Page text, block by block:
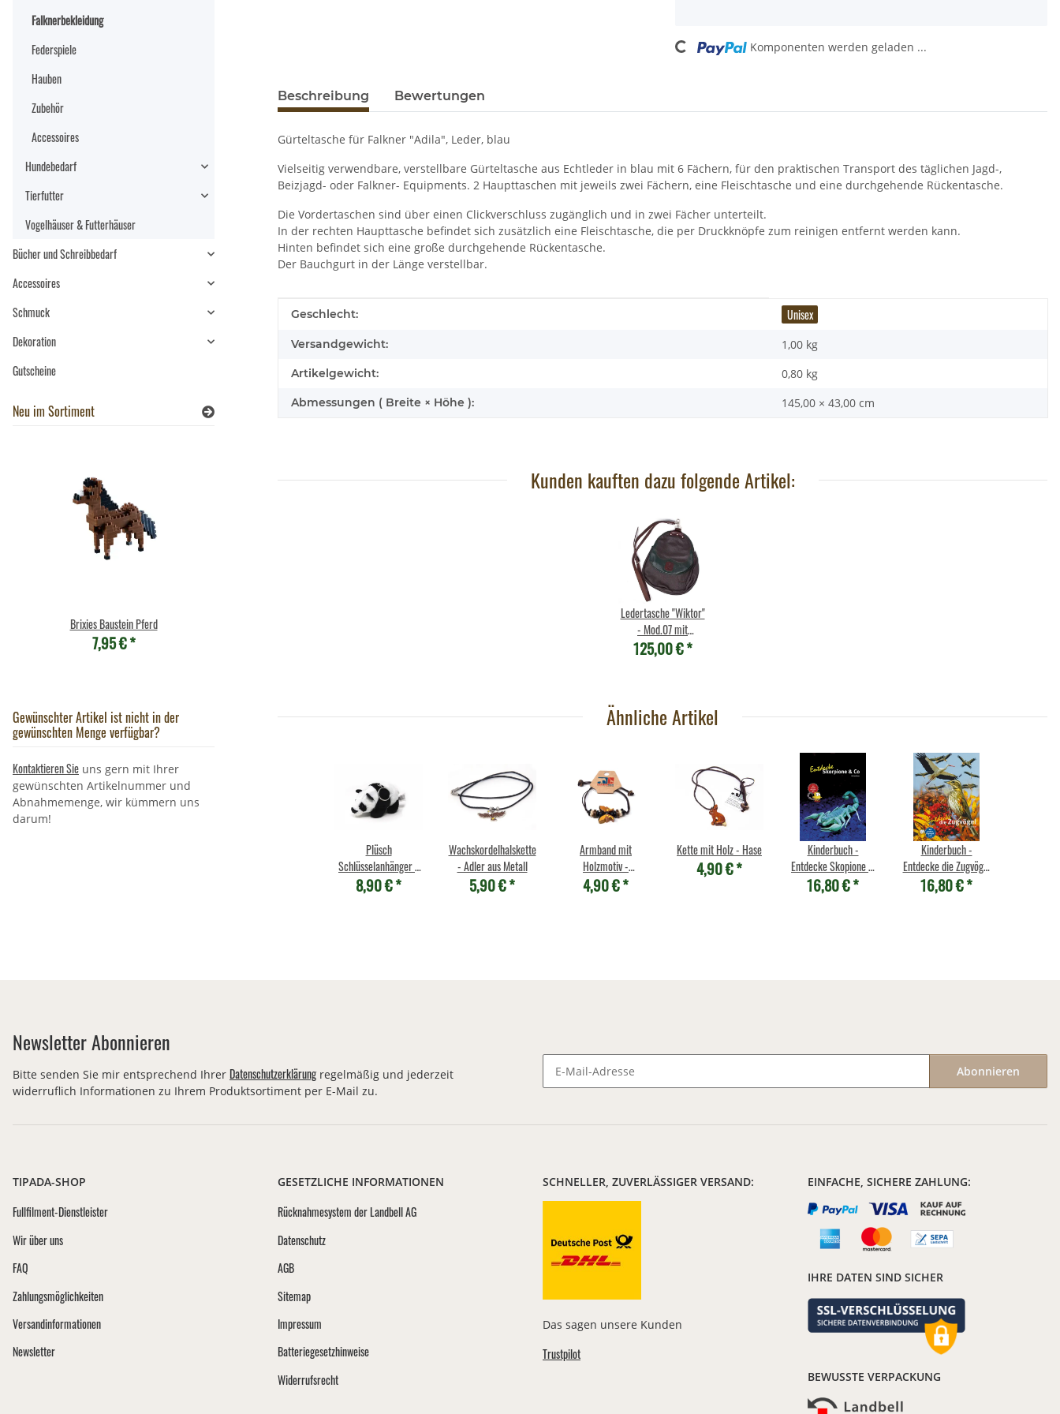
Loading... Komponenten werden geladen ...
Beschreibung Bewertungen
Gürteltasche für Falkner "Adila", Leder, blau
Vielseitig verwendbare, verstellbare Gürteltasche aus Echtleder in blau mit 6 Fächern, für den praktischen Transport des täglichen Jagd-,
Beizjagd- oder Falkner- Equipments. 2 Haupttaschen mit jeweils zwei Fächern, eine Fleischtasche und eine durchgehende Rückentasche.
Die Vordertaschen sind über einen Clickverschluss zugänglich und in zwei Fächer unterteilt.
In der rechten Haupttasche befindet sich zusätzlich eine Fleischtasche, die per Druckknöpfe zum reinigen entfernt werden kann.
Hinten befindet sich eine große durchgehende Rückentasche.
Der Bauchgurt in der Länge verstellbar.
Produkteigenschaft
Wert
Geschlecht: Unisex
Versandgewicht: 1,00 kg
Artikelgewicht: 0,80 kg
Abmessungen ( Breite × Höhe ): 145,00 × 43,00 cm
Kunden kauften dazu folgende Artikel:
Ledertasche "Wiktor"
- Mod.07 mit
Stahlsteifigkeit,
drehbar
125,00 €*
Ähnliche Artikel
Plüsch
Schlüsselanhänger -
Panda
8,90 €*
Wachskordelhalskette
- Adler aus Metall
5,90 €*
Armband mit
Holzmotiv -
Schmetterling
4,90 €*
Kette mit Holz - Hase
4,90 €*
Kinderbuch -
Entdecke Skopione &
Co (48)
16,80 €*
Kinderbuch -
Entdecke die Zugvögel
(8)
16,80 €*
Falknerbekleidung
Federspiele
Hauben
Zubehör
Accessoires
Hundebedarf
Tierfutter
Vogelhäuser & Futterhäuser
Bücher und Schreibbedarf
Accessoires
Schmuck
Dekoration
Gutscheine
Neu im Sortiment
Brixies Baustein Pferd
7,95 €*
Brixies Baustein Pferd
Gewünschter Artikel ist nicht in der
gewünschten Menge verfügbar?
Kontaktieren Sie uns gern mit Ihrer
gewünschten Artikelnummer und
Abnahmemenge, wir kümmern uns
darum!
Newsletter Abonnieren
Bitte senden Sie mir entsprechend Ihrer Datenschutzerklärung regelmäßig und jederzeit
widerruflich Informationen zu Ihrem Produktsortiment per E-Mail zu.
Abonnieren
TIPADA-SHOP
Fullfilment-Dienstleister
Wir über uns
FAQ
Zahlungsmöglichkeiten
Versandinformationen
Newsletter
GESETZLICHE INFORMATIONEN
Rücknahmesystem der Landbell AG
Datenschutz
AGB
Sitemap
Impressum
Batteriegesetzhinweise
Widerrufsrecht
SCHNELLER, ZUVERLÄSSIGER VERSAND:
Das sagen unsere Kunden
Trustpilot
EINFACHE, SICHERE ZAHLUNG:
IHRE DATEN SIND SICHER
BEWUSSTE VERPACKUNG